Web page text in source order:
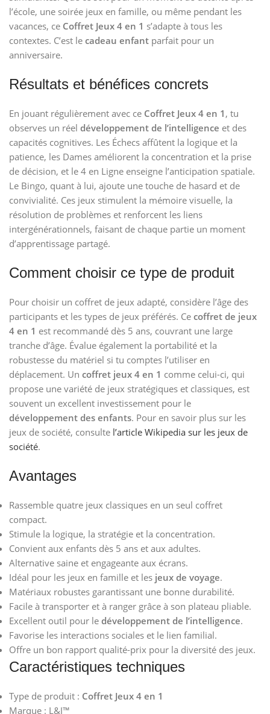
l’école, une soirée jeux en famille, ou même pendant les
vacances, ce Coffret Jeux 4 en 1 s’adapte à tous les
contextes. C’est le cadeau enfant parfait pour un
anniversaire.
Résultats et bénéfices concrets
En jouant régulièrement avec ce Coffret Jeux 4 en 1 , tu
observes un réel développement de l’intelligence et des
capacités cognitives. Les Échecs affûtent la logique et la
patience, les Dames améliorent la concentration et la prise
de décision, et le 4 en Ligne enseigne l’anticipation spatiale.
Le Bingo, quant à lui, ajoute une touche de hasard et de
convivialité. Ces jeux stimulent la mémoire visuelle, la
résolution de problèmes et renforcent les liens
intergénérationnels, faisant de chaque partie un moment
d’apprentissage partagé.
Comment choisir ce type de produit
Pour choisir un coffret de jeux adapté, considère l’âge des
participants et les types de jeux préférés. Ce coffret de jeux
4 en 1 est recommandé dès 5 ans, couvrant une large
tranche d’âge. Évalue également la portabilité et la
robustesse du matériel si tu comptes l’utiliser en
déplacement. Un coffret jeux 4 en 1 comme celui-ci, qui
propose une variété de jeux stratégiques et classiques, est
souvent un excellent investissement pour le
développement des enfants. Pour en savoir plus sur les
jeux de société, consulte l’article Wikipedia sur les jeux de
société.
Avantages
Rassemble quatre jeux classiques en un seul coffret
compact.
Stimule la logique, la stratégie et la concentration.
Convient aux enfants dès 5 ans et aux adultes.
Alternative saine et engageante aux écrans.
Idéal pour les jeux en famille et les jeux de voyage.
Matériaux robustes garantissant une bonne durabilité.
Facile à transporter et à ranger grâce à son plateau pliable.
Excellent outil pour le développement de l’intelligence.
Favorise les interactions sociales et le lien familial.
Offre un bon rapport qualité-prix pour la diversité des jeux.
Caractéristiques techniques
Type de produit : Coffret Jeux 4 en 1
Marque : L&J™